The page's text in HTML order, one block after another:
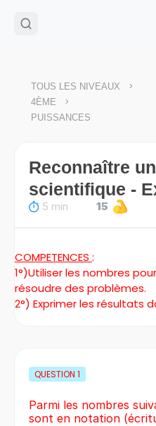
🌴Cahier de vacances
Télécharge ton PDF
TOUS LES NIVEAUX >
4ÈME >
PUISSANCES
Reconnaître
scientifique -
5 min 15
COMPETENCES :
1°)Utiliser les nombres
résoudre des problèmes.
2°) Exprimer les résultats
QUESTION 1
Parmi les nombres
sont en notation